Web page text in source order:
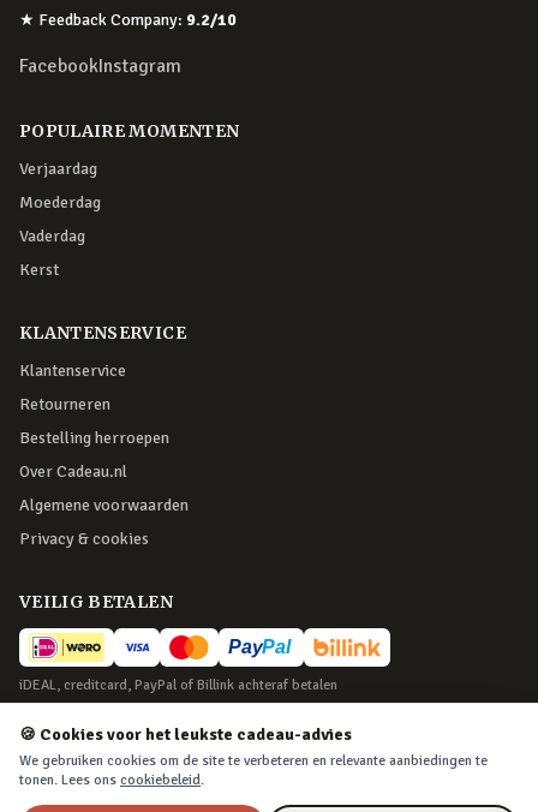
★ Feedback Company: 9.2/10
FacebookInstagram
POPULAIRE MOMENTEN
Verjaardag
Moederdag
Vaderdag
Kerst
KLANTENSERVICE
Klantenservice
Retourneren
Bestelling herroepen
Over Cadeau.nl
Algemene voorwaarden
Privacy & cookies
VEILIG BETALEN
iDEAL, creditcard, PayPal of Billink achteraf betalen
BEZORGING
Voor 22:45 besteld, morgen in huis. Tot 365 dagen retourneren.
🍪 Cookies voor het leukste cadeau-advies
We gebruiken cookies om de site te verbeteren en relevante aanbiedingen te
tonen. Lees ons cookiebeleid.